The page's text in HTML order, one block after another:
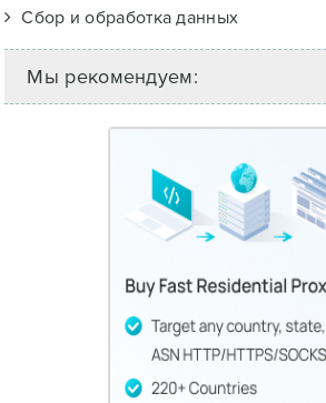
Сбор и обработка данных
Мы рекомендуем: